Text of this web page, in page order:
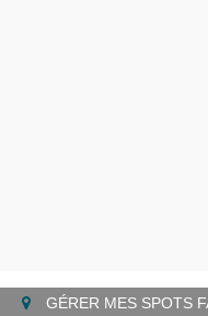
GÉRER MES SPOTS